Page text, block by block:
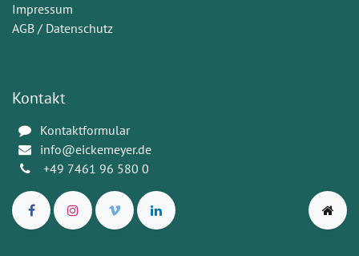
Impressum
AGB / Datenschutz
Kontakt
Kontaktformular
info@eickemeyer.de
+49 7461 96 580 0